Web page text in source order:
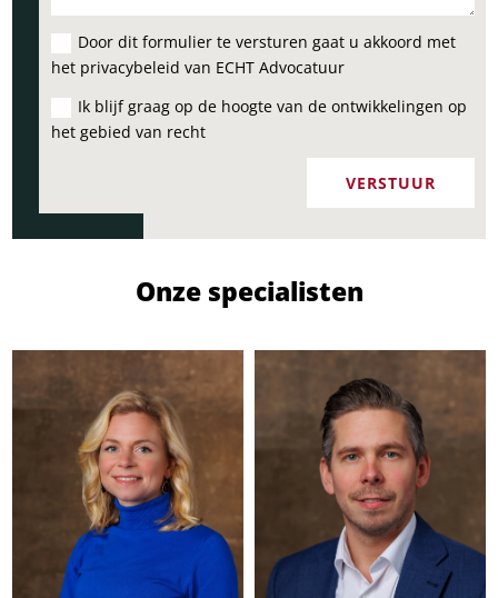
Door dit formulier te versturen gaat u akkoord met
het privacybeleid van ECHT Advocatuur
Ik blijf graag op de hoogte van de ontwikkelingen op
het gebied van recht
VERSTUUR
Onze specialisten